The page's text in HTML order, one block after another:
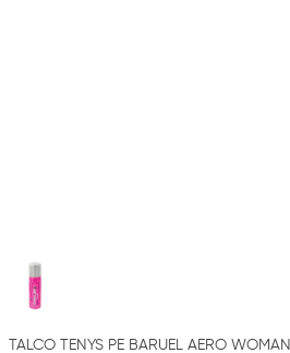
TALCO TENYS PE BARUEL AERO